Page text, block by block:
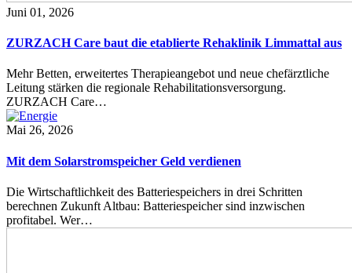
Juni 01, 2026
ZURZACH Care baut die etablierte Rehaklinik Limmattal aus
Mehr Betten, erweitertes Therapieangebot und neue chefärztliche
Leitung stärken die regionale Rehabilitationsversorgung.
ZURZACH Care…
Mai 26, 2026
Mit dem Solarstromspeicher Geld verdienen
Die Wirtschaftlichkeit des Batteriespeichers in drei Schritten
berechnen Zukunft Altbau: Batteriespeicher sind inzwischen
profitabel. Wer…